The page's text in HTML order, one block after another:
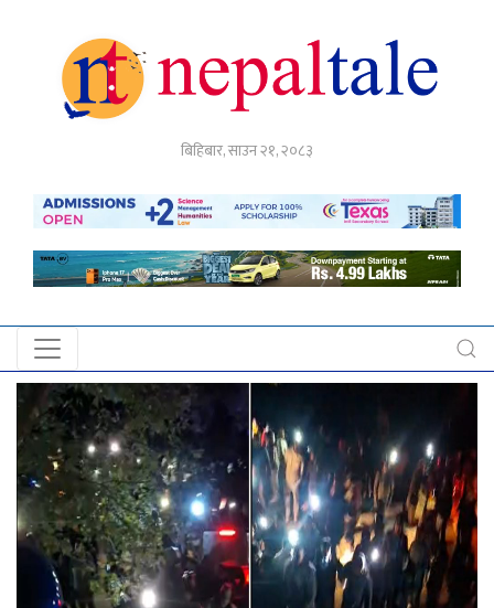
बिहिबार, साउन २१, २०८३
अर्थ
नेपाल
प्रदेश
खबर
अन्तर्राष्ट्रिय
युके
अपडेट
खेलकुद